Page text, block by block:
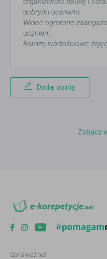
dobrymi ocenami.
Widać ogromne
uczniem.
Bardzo wartościowe
Dodaj opinię
Zobacz
Sprawdź też: